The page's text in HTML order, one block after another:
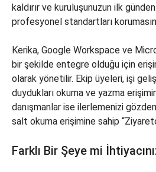
kaldırır ve kuruluşunuzun ilk
profesyonel standartları
Kerika, Google Workspace ve
bir şekilde entegre olduğu için
olarak yönetilir. Ekip üyeleri, işi
duydukları okuma ve yazma
danışmanlar ise ilerlemenizi
salt okuma erişimine sahip
Farklı Bir Şeye mi